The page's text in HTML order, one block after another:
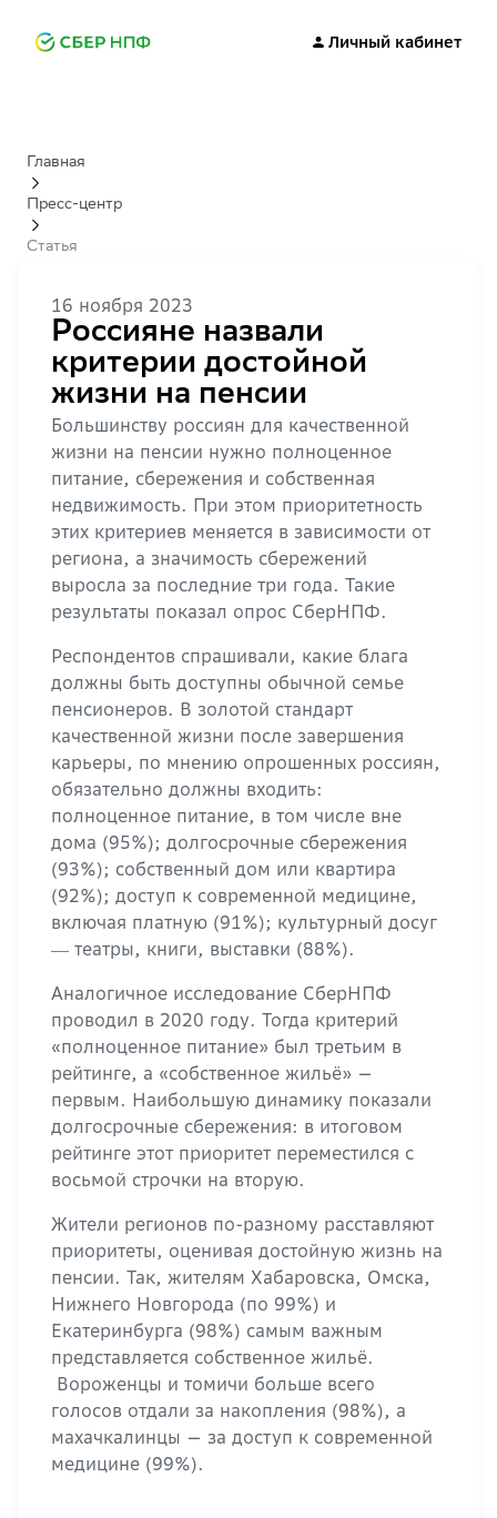
Личный кабинет
Главная
Пресс-центр
Статья
16 ноября 2023
Россияне назвали
критерии достойной
жизни на пенсии
Большинству россиян для качественной
жизни на пенсии нужно полноценное
питание, сбережения и собственная
недвижимость. При этом приоритетность
этих критериев меняется в зависимости от
региона, а значимость сбережений
выросла за последние три года. Такие
результаты показал опрос СберНПФ.
Респондентов спрашивали, какие блага
должны быть доступны обычной семье
пенсионеров. В золотой стандарт
качественной жизни после завершения
карьеры, по мнению опрошенных россиян,
обязательно должны входить:
полноценное питание, в том числе вне
дома (95%); долгосрочные сбережения
(93%); собственный дом или квартира
(92%); доступ к современной медицине,
включая платную (91%); культурный досуг
― театры, книги, выставки (88%).
Аналогичное исследование СберНПФ
проводил в 2020 году. Тогда критерий
«полноценное питание» был третьим в
рейтинге, а «собственное жильё» —
первым. Наибольшую динамику показали
долгосрочные сбережения: в итоговом
рейтинге этот приоритет переместился с
восьмой строчки на вторую.
Жители регионов по-разному расставляют
приоритеты, оценивая достойную жизнь на
пенсии. Так, жителям Хабаровска, Омска,
Нижнего Новгорода (по 99%) и
Екатеринбурга (98%) самым важным
представляется собственное жильё.
Вороженцы и томичи больше всего
голосов отдали за накопления (98%), а
махачкалинцы — за доступ к современной
медицине (99%).